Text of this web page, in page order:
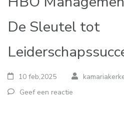
De Sleutel tot
10 feb,2025
Geef een reactie